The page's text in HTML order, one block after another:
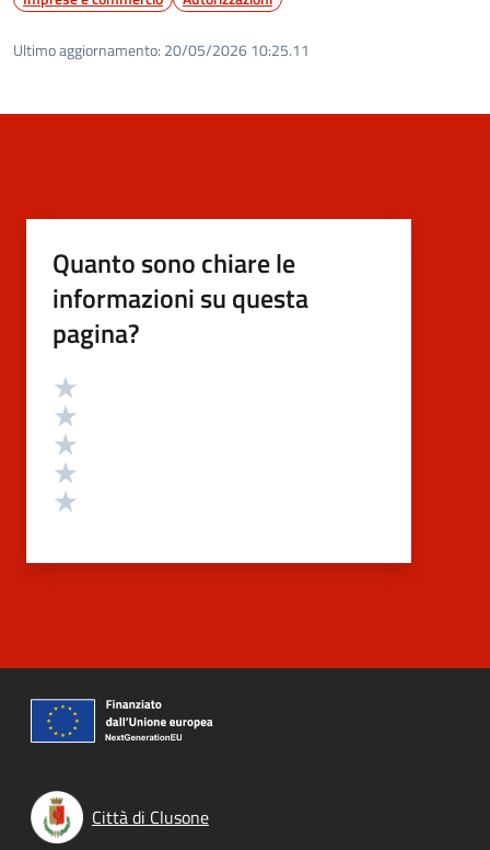
Ultimo aggiornamento: 20/05/2026 10:25.11
Quanto sono chiare le
informazioni su questa
pagina?
Valutazione
Città di Clusone